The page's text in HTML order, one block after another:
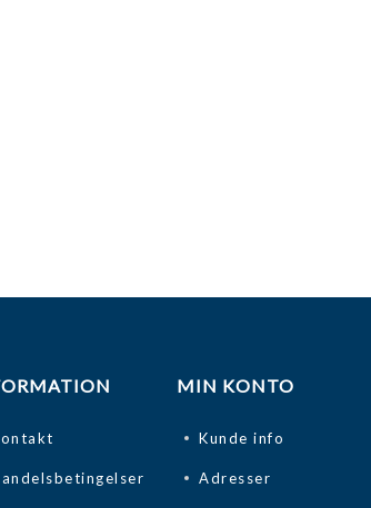
MIN KONTO
Kunde info
Adresser